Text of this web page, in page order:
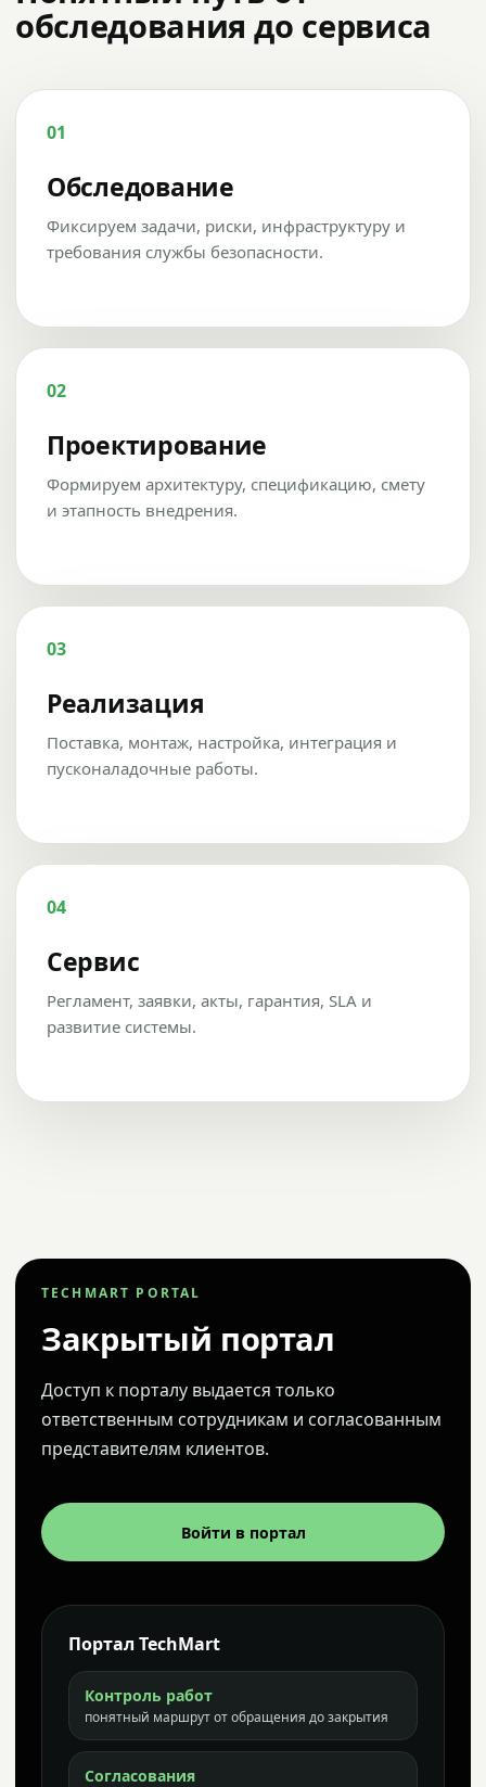
обследования до сервиса
01
Обследование
Фиксируем задачи, риски, инфраструктуру и
требования службы безопасности.
02
Проектирование
Формируем архитектуру, спецификацию, смету
и этапность внедрения.
03
Реализация
Поставка, монтаж, настройка, интеграция и
пусконаладочные работы.
04
Сервис
Регламент, заявки, акты, гарантия, SLA и
развитие системы.
TECHMART PORTAL
Закрытый портал
Доступ к порталу выдается только
ответственным сотрудникам и согласованным
представителям клиентов.
Войти в портал
Портал TechMart
Контроль работ
понятный маршрут от обращения до закрытия
Согласования